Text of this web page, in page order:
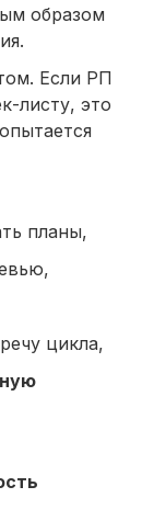
образом
Если РП
листу, это
планы,
цикла,